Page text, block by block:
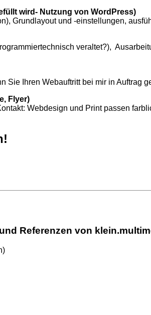
wird- Nutzung von WordPress)
Grundlayout und -einstellungen,
veraltet?),
Sie Ihren Webauftritt bei mir in Auftrag
Flyer)
Webdesign und Print passen
Referenzen von